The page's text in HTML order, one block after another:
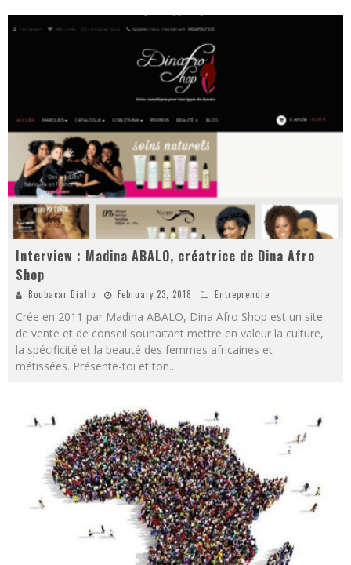
Interview : Madina ABALO, créatrice de Dina Afro
Shop
Boubacar Diallo February 23, 2018 Entreprendre
Crée en 2011 par Madina ABALO, Dina Afro Shop est un site
de vente et de conseil souhaitant mettre en valeur la culture,
la spécificité et la beauté des femmes africaines et
métissées. Présente-toi et ton...